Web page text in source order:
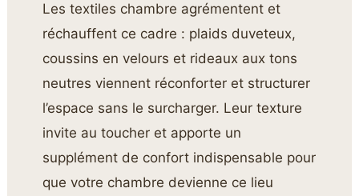
Les textiles chambre agrémentent et
réchauffent ce cadre : plaids duveteux,
coussins en velours et rideaux aux tons
neutres viennent réconforter et structurer
l’espace sans le surcharger. Leur texture
invite au toucher et apporte un
supplément de confort indispensable pour
que votre chambre devienne ce lieu